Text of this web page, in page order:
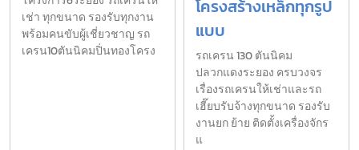
เช่า ทุกขนาด รองรับทุกงาน
พร้อมคนขับผู้เชี่ยวชาญ รถ
เครน10ตันนิคมปิ่นทองโครง
โครงสร้างเหล็กทุกรูป
แบบ
รถเครน 130 ตันนิคม
ปลวกแดงระยอง ครบวงจร
เรื่องรถเครนให้เช่าและรถ
เฮี๊ยบรับจ้างทุกขนาด รองรับ
งานยก ย้าย ติดตั้งเครื่องจักร
แ